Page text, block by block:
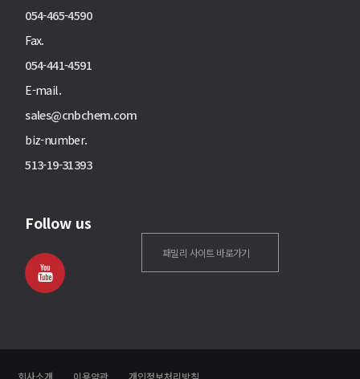
054-465-4590
Fax.
054-441-4591
E-mail.
sales@cnbchem.com
biz-number.
513-19-31393
Follow us
패밀리 사이트 바로가기